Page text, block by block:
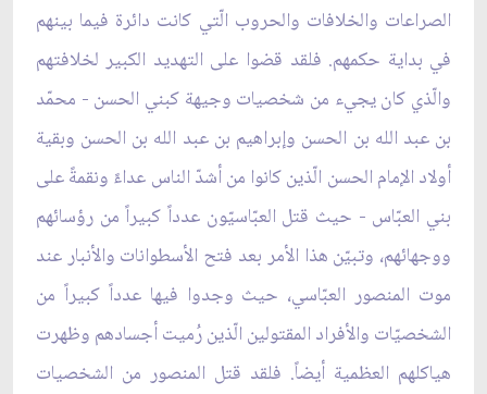
الصراعات والخلافات والحروب الّتي كانت دائرة فيما بينهم
في بداية حكمهم. فلقد قضوا على التهديد الكبير لخلافتهم
والّذي كان يجيء من شخصيات وجيهة كبني الحسن - محمّد
بن عبد الله بن الحسن وإبراهيم بن عبد الله بن الحسن وبقية
أولاد الإمام الحسن الّذين كانوا من أشدّ الناس عداءً ونقمةً على
بني العبّاس - حيث قتل العبّاسيّون عدداً كبيراً من رؤسائهم
ووجهائهم، وتبيّن هذا الأمر بعد فتح الأسطوانات والأنبار عند
موت المنصور العبّاسي، حيث وجدوا فيها عدداً كبيراً من
الشخصيّات والأفراد المقتولين الّذين رُميت أجسادهم وظهرت
هياكلهم العظمية أيضاً. فلقد قتل المنصور من الشخصيات